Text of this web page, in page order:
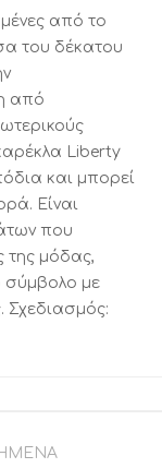
από το
του δέκατου
από
Liberty
και μπορεί
Είναι
που
της μόδας,
σύμβολο με
Σχεδιασμός: